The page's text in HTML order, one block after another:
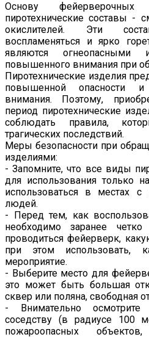
Основу фейерверочных
пиротехнические составы -
окислителей. Эти
воспламеняться и ярко
являются огнеопасными
повышенного внимания при
Пиротехнические изделия
повышенной опасности и
внимания. Поэтому,
период пиротехнические
соблюдать правила,
трагических последствий.
Меры безопасности при
изделиями:
- Запомните, что все виды
для использования только
использоваться в местах
людей.
- Перед тем, как
необходимо заранее
проводиться фейерверк,
при этом использовать,
мероприятие.
- Выберите место для
это может быть большая
сквер или поляна, свободная
- Внимательно
соседству (в радиусе 100
пожароопасных